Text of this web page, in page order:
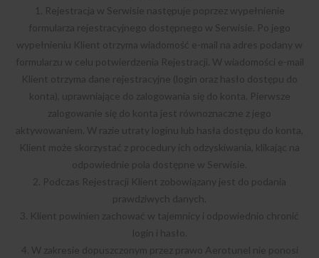
1. Rejestracja w Serwisie następuje poprzez wypełnienie
formularza rejestracyjnego dostępnego w Serwisie. Po jego
wypełnieniu Klient otrzyma wiadomość e-mail na adres podany w
formularzu w celu potwierdzenia Rejestracji. W wiadomości e-mail
Klient otrzyma dane rejestracyjne (login oraz hasło dostępu do
konta), uprawniające do zalogowania się do konta. Pierwsze
zalogowanie się do konta jest równoznaczne z jego
aktywowaniem. W razie utraty loginu lub hasła dostępu do konta,
Klient może skorzystać z procedury ich odzyskiwania, klikając na
odpowiednie pola dostępne w Serwisie.
2. Podczas Rejestracji Klient zobowiązany jest do podania
prawdziwych danych.
3. Klient powinien zachować w tajemnicy i odpowiednio chronić
login i hasło.
4. W zakresie dopuszczonym przez prawo Aerotunel nie ponosi